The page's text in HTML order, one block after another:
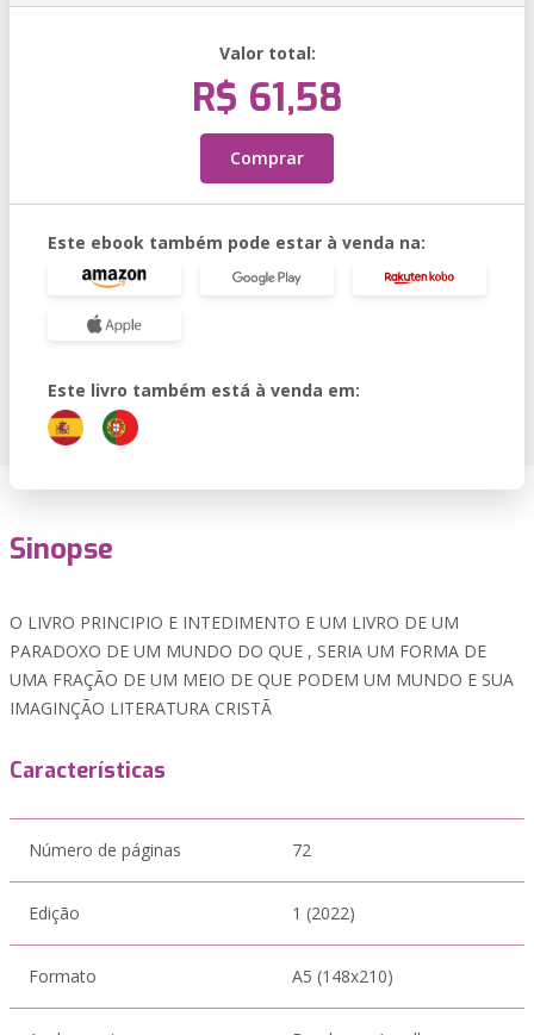
Valor total:
R$ 61,58
Comprar
Este ebook também pode estar à venda na:
Este livro também está à venda em:
Sinopse
O LIVRO PRINCIPIO E INTEDIMENTO E UM LIVRO DE UM
PARADOXO DE UM MUNDO DO QUE , SERIA UM FORMA DE
UMA FRAÇÃO DE UM MEIO DE QUE PODEM UM MUNDO E SUA
IMAGINÇÃO LITERATURA CRISTÃ
Características
Número de páginas 72
Edição 1 (2022)
Formato A5 (148x210)